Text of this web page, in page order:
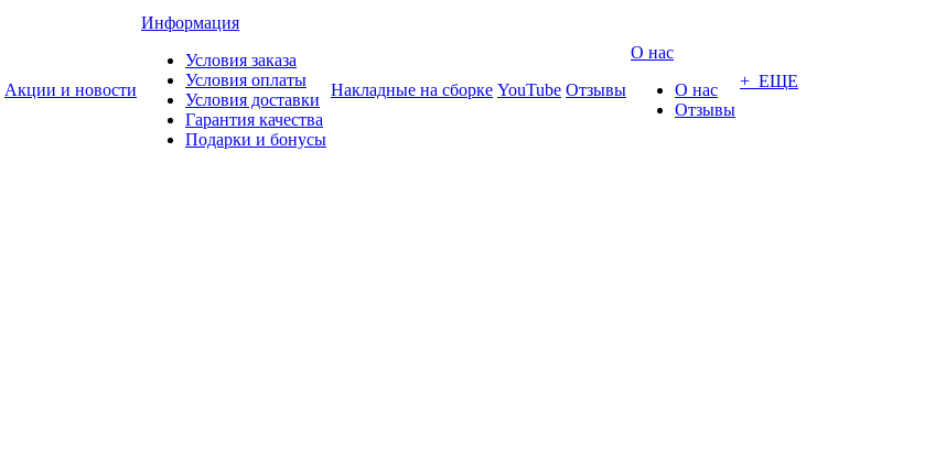
Акции и новости
Информация
Условия заказа
Условия оплаты
Условия доставки
Гарантия качества
Подарки и бонусы
Накладные на сборке YouTube Отзывы
О нас
О нас
Отзывы
+ ЕЩЕ